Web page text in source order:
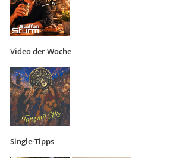
Video der Woche
Single-Tipps